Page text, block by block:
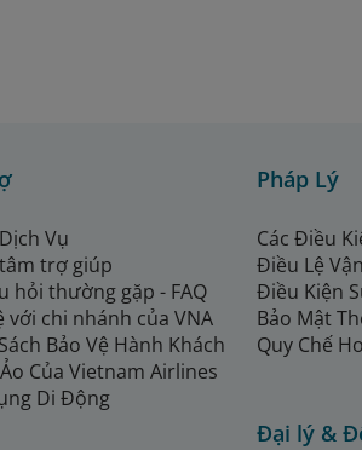
Vụ
trợ giúp
hỏi thường gặp - FAQ
với chi nhánh của VNA
Bảo Vệ Hành Khách
Của Vietnam Airlines
Di Động
Pháp Lý
Các Điều
Điều Lệ
Điều Kiện
Bảo Mật
Quy Chế
Đại lý &